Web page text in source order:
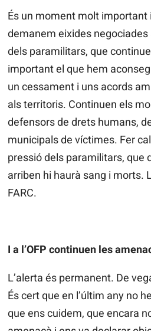
És un moment molt important
demanem eixides
dels paramilitars, que
important el que hem
un cessament i uns acords
als territoris. Continuen els
defensors de drets humans,
municipals de víctimes. Fer
pressió dels paramilitars, que
arriben hi haurà sang i morts.
FARC.
I a l’OFP continuen les
L’alerta és permanent. De
És cert que en l’últim any no
que ens cuidem, que encara